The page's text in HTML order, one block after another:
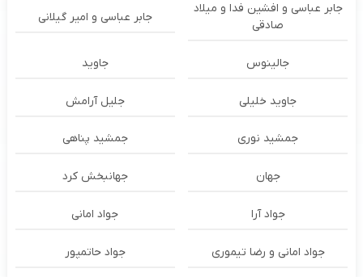
جابر عباسی و افشین فدا و میلاد
صادقی
جابر عباسی و امیر گیلانی
جالینوس جاوید
جاوید خلیلی جلیل آرامش
جمشید نوری جمشید پناهی
جهان جهانبخش کرد
جواد آرا جواد امانی
جواد امانی و رضا تیموری جواد حاتمپور